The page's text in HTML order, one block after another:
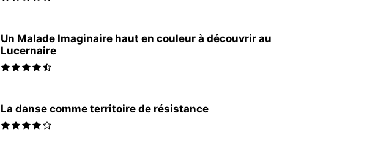
Un Malade Imaginaire haut en couleur à découvrir au
Lucernaire
La danse comme territoire de résistance